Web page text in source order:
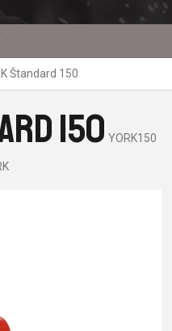
Štandard 150
150 YORK150